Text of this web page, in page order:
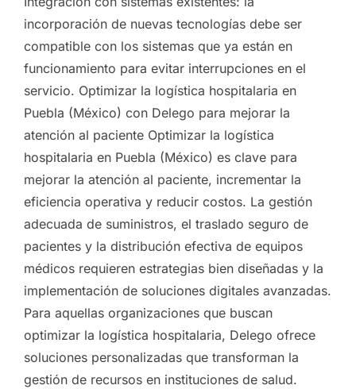
incorporación de nuevas tecnologías debe ser
compatible con los sistemas que ya están en
funcionamiento para evitar interrupciones en el
servicio. Optimizar la logística hospitalaria en
Puebla (México) con Delego para mejorar la
atención al paciente Optimizar la logística
hospitalaria en Puebla (México) es clave para
mejorar la atención al paciente, incrementar la
eficiencia operativa y reducir costos. La gestión
adecuada de suministros, el traslado seguro de
pacientes y la distribución efectiva de equipos
médicos requieren estrategias bien diseñadas y la
implementación de soluciones digitales avanzadas.
Para aquellas organizaciones que buscan
optimizar la logística hospitalaria, Delego ofrece
soluciones personalizadas que transforman la
gestión de recursos en instituciones de salud.